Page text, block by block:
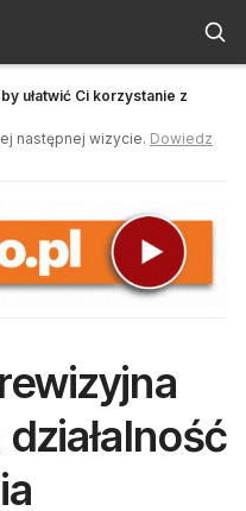
ułatwić Ci korzystanie z
następnej wizycie. Dowiedz